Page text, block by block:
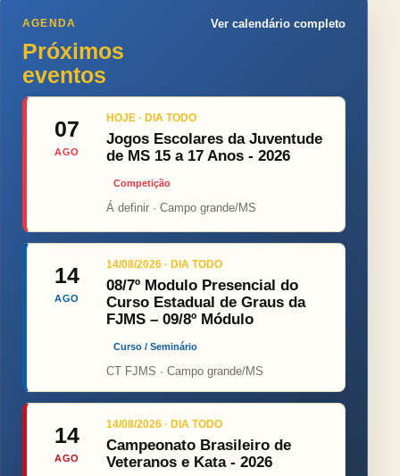
AGENDA
Próximos
eventos
Ver calendário completo
07
AGO
HOJE · DIA TODO
Jogos Escolares da Juventude
de MS 15 a 17 Anos - 2026
Competição
Á definir · Campo grande/MS
14
AGO
14/08/2026 · DIA TODO
08/7º Modulo Presencial do
Curso Estadual de Graus da
FJMS – 09/8º Módulo
Curso / Seminário
CT FJMS · Campo grande/MS
14
AGO
14/08/2026 · DIA TODO
Campeonato Brasileiro de
Veteranos e Kata - 2026